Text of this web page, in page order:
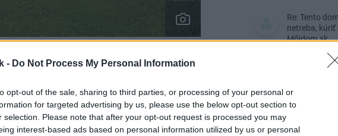
- Do Not Process My Personal Information
opt-out of the sale, sharing to third parties, or processing of your personal or
for targeted advertising by us, please use the below opt-out section to
selection. Please note that after your opt-out request is processed you may
interest-based ads based on personal information utilized by us or personal
výstavba. Katalógový domček jemne
cenovo dostupného plastu aj vo vstupnej
ešte pribudnú, odporúčam dať pred dvere čo
snahu vytvoriť príjemný kút na posedenie
by fajn.
Dano Veselský
Re: Tento
netreba, kúriť
Môjdom.sk
tuctový barák,
Záhrada nuda,
Re: Ako sa
jednoduché
blbeckovia,